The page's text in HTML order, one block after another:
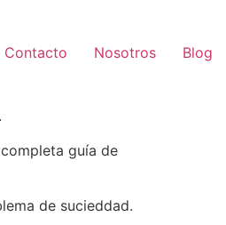
Contacto Nosotros Blog
guía de
de sucieddad.